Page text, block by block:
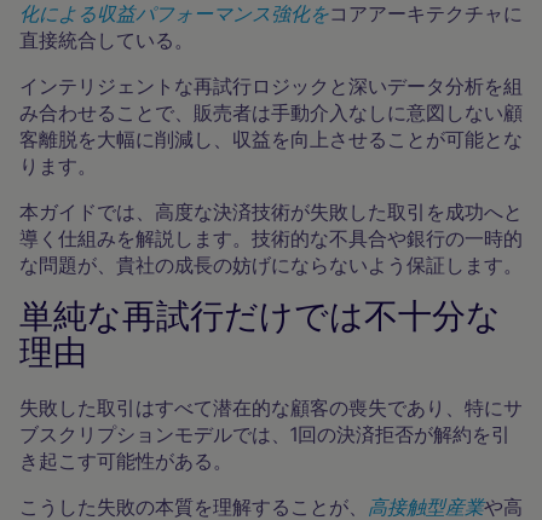
化による収益パフォーマンス強化をコアアーキテクチャに
直接統合している。
インテリジェントな再試行ロジックと深いデータ分析を組
み合わせることで、販売者は手動介入なしに意図しない顧
客離脱を大幅に削減し、収益を向上させることが可能とな
ります。
本ガイドでは、高度な決済技術が失敗した取引を成功へと
導く仕組みを解説します。技術的な不具合や銀行の一時的
な問題が、貴社の成長の妨げにならないよう保証します。
単純な再試行だけでは不十分な
理由
失敗した取引はすべて潜在的な顧客の喪失であり、特にサ
ブスクリプションモデルでは、1回の決済拒否が解約を引
き起こす可能性がある。
こうした失敗の本質を理解することが、 高接触型産業や高